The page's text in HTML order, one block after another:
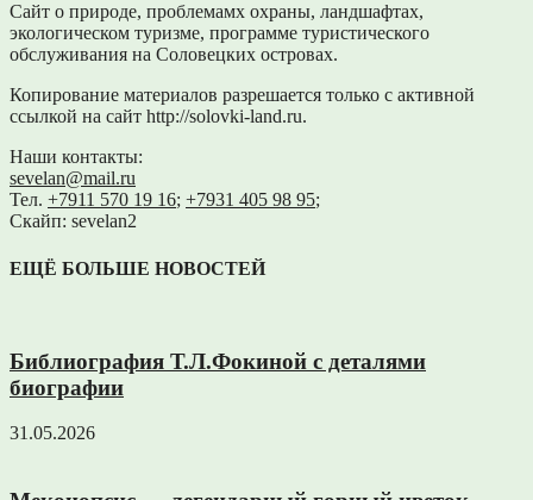
Сайт о природе, проблемамх охраны, ландшафтах,
экологическом туризме, программе туристического
обслуживания на Соловецких островах.
Копирование материалов разрешается только с активной
ссылкой на сайт http://solovki-land.ru.
Наши контакты:
sevelan@mail.ru
Тел. +7911 570 19 16; +7931 405 98 95;
Скайп: sevelan2
ЕЩЁ БОЛЬШЕ НОВОСТЕЙ
Библиография Т.Л.Фокиной с деталями
биографии
31.05.2026